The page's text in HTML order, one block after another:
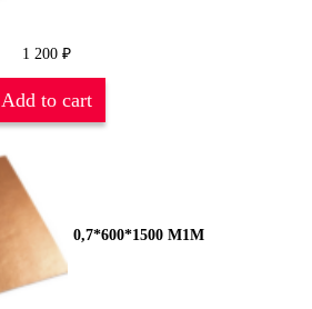
1 200 ₽
Add to cart
0,7*600*1500 М1М